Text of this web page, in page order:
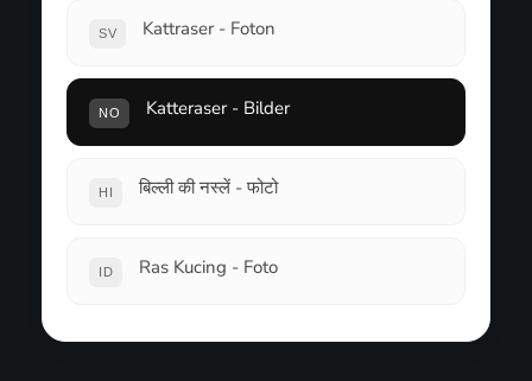
SV Kattraser - Foton
NO Katteraser - Bilder
HI बिल्ली की नस्लें - फोटो
ID Ras Kucing - Foto